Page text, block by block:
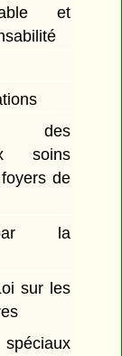
et
des
soins
de
par la
sur les